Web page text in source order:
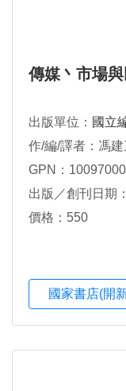
傳媒丶市場
出版單位： 國立
作/編/譯者：馮
GPN：
出版／創刊日期
價格：550
國家書店(開